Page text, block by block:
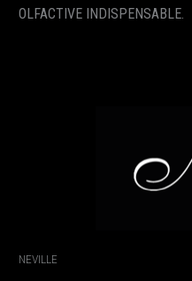
OLFACTIVE INDISPENSABLE.
NEVILLE